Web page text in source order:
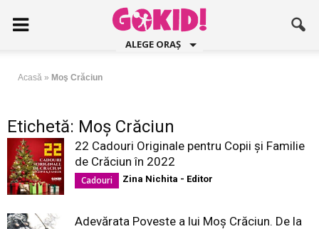
ALEGE ORAȘ
Acasă » Moş Crăciun
Etichetă: Moş Crăciun
22 Cadouri Originale pentru Copii și Familie
de Crăciun în 2022
Cadouri Zina Nichita - Editor
Adevărata Poveste a lui Moș Crăciun. De la